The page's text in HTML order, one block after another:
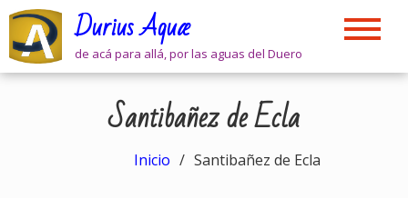
Skip
content
Durius Aquæ
de acá para allá, por las aguas del Duero
Santibañez de Ecla
Inicio Santibañez de Ecla